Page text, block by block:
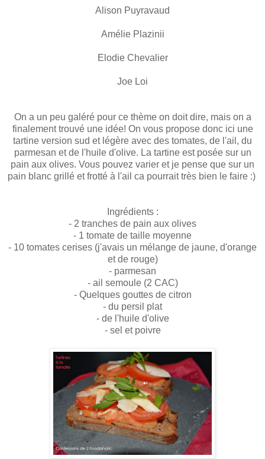
Alison Puyravaud
Amélie Plazinii
Elodie Chevalier
Joe Loi
On a un peu galéré pour ce thème on doit dire, mais on a
finalement trouvé une idée! On vous propose donc ici une
tartine version sud et légère avec des tomates, de l'ail, du
parmesan et de l'huile d'olive. La tartine est posée sur un
pain aux olives. Vous pouvez varier et je pense que sur un
pain blanc grillé et frotté à l'ail ca pourrait très bien le faire :)
Ingrédients :
- 2 tranches de pain aux olives
- 1 tomate de taille moyenne
- 10 tomates cerises (j'avais un mélange de jaune, d'orange
et de rouge)
- parmesan
- ail semoule (2 CAC)
- Quelques gouttes de citron
- du persil plat
- de l'huile d'olive
- sel et poivre